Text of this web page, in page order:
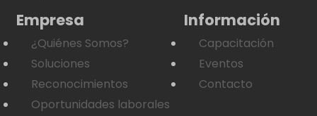
Empresa
¿Quiénes Somos?
Soluciones
Reconocimientos
Oportunidades laborales
Información
Capacitación
Eventos
Contacto